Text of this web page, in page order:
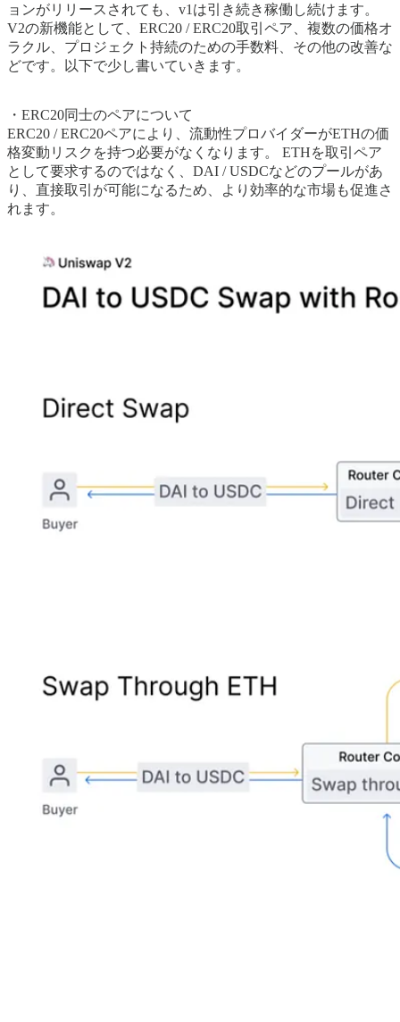
ョンがリリースされても、v1は引き続き稼働し続けます。
V2の新機能として、ERC20 / ERC20取引ペア、複数の価格オ
ラクル、プロジェクト持続のための手数料、その他の改善な
どです。以下で少し書いていきます。
・ERC20同士のペアについて
ERC20 / ERC20ペアにより、流動性プロバイダーがETHの価
格変動リスクを持つ必要がなくなります。 ETHを取引ペア
として要求するのではなく、DAI / USDCなどのプールがあ
り、直接取引が可能になるため、より効率的な市場も促進さ
れます。